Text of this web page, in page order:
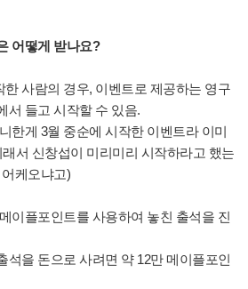
어떻게 받나요?
사람의 경우, 이벤트로 제공하는 영구
서 들고 시작할 수 있음.
한게 3월 중순에 시작한 이벤트라 이미
서 신창섭이 미리미리 시작하라고 했는
케오냐고)
이플포인트를 사용하여 놓친 출석을 진
석을 돈으로 사려면 약 12만 메이플포인